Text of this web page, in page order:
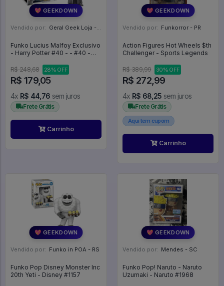
💖 GEEKDOWN
Vendido por: Geral Geek Loja - SP
Funko Lucius Malfoy Exclusivo
- Harry Potter #40 - - #40 -
R$ 248,68
28% OFF
R$ 179,05
4x R$ 44,76 sem juros
Frete Grátis
Carrinho
💖 GEEKDOWN
Vendido por: Funkorror - PR
Action Figures Hot Wheels $th
Challenger - Sports Legends
R$ 389,99 30% OFF
R$ 272,99
4x R$ 68,25 sem juros
Frete Grátis
Aqui tem cupom
Carrinho
💖 GEEKDOWN
Vendido por: Funko in POA - RS
Funko Pop Disney Monster Inc
20th Yeti - Disney #1157
💖 GEEKDOWN
Vendido por: Mendes - SC
Funko Pop! Naruto - Naruto
Uzumaki - Naruto #1968